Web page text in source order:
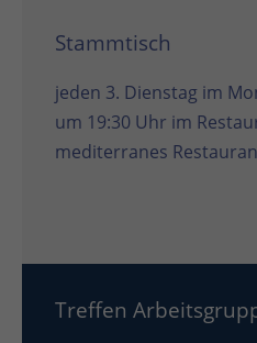
Stammtisch
jeden 3. Dienstag im
um 19:30 Uhr im
mediterranes
Treffen